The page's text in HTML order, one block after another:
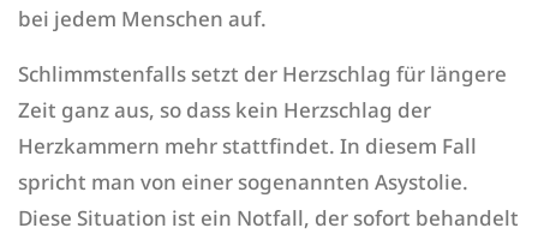
bei jedem Menschen auf.
Schlimmstenfalls setzt der Herzschlag für längere
Zeit ganz aus, so dass kein Herzschlag der
Herzkammern mehr stattfindet. In diesem Fall
spricht man von einer sogenannten Asystolie.
Diese Situation ist ein Notfall, der sofort behandelt